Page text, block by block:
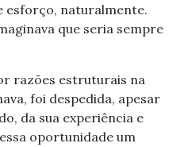
esforço, naturalmente.
que seria sempre
razões estruturais na
foi despedida, apesar
da sua experiência e
oportunidade um